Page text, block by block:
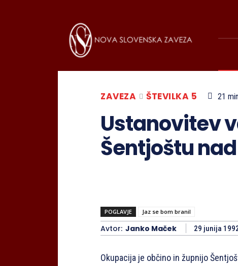
ZAVEZA ŠTEVILKA 5 21
Ustanovitev
Šentjoštu
POGLAVJE Jaz se bom branil
Avtor: Janko Maček 29 junija
Okupacija je občino in župnijo